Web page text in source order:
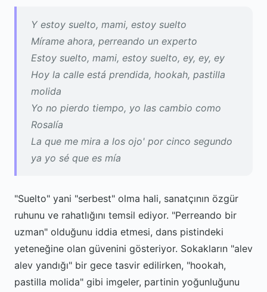
Y estoy suelto, mami, estoy suelto
Mírame ahora, perreando un experto
Estoy suelto, mami, estoy suelto, ey, ey, ey
Hoy la calle está prendida, hookah, pastilla
molida
Yo no pierdo tiempo, yo las cambio como
Rosalía
La que me mira a los ojo' por cinco segundo
ya yo sé que es mía
"Suelto" yani "serbest" olma hali, sanatçının özgür
ruhunu ve rahatlığını temsil ediyor. "Perreando bir
uzman" olduğunu iddia etmesi, dans pistindeki
yeteneğine olan güvenini gösteriyor. Sokakların "alev
alev yandığı" bir gece tasvir edilirken, "hookah,
pastilla molida" gibi imgeler, partinin yoğunluğunu